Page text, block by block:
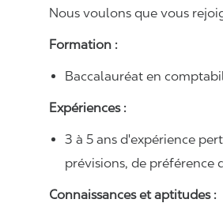
Nous voulons que vous
Formation :
Baccalauréat en
Expériences :
3 à 5 ans d'expérience
prévisions, de préférence
Connaissances et aptitudes :